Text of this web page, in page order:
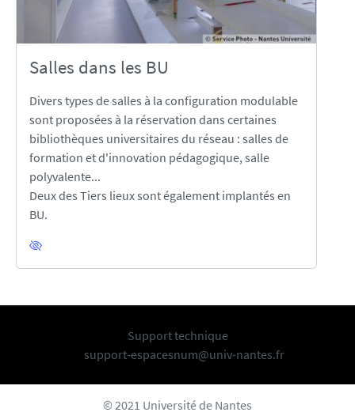
Salles dans les BU
Divers types de salles à la configuration modulable
sont proposées à la réservation dans certaines
bibliothèques universitaires du réseau : salles de
formation et d'innovation pédagogique, salle
polyvalente...
Deux des Tiers lieux sont également implantés en
BU.
Support technique
support-espacesnum@univ-nantes.fr
© 2021 Université de Nantes